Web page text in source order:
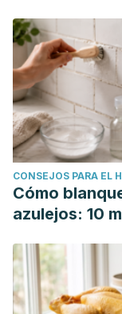
CONSEJOS PARA EL
Cómo
azulejos: 10